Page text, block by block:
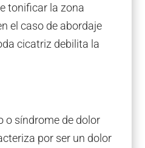
tonificar la zona
el caso de abordaje
cicatriz debilita la
o síndrome de dolor
por ser un dolor